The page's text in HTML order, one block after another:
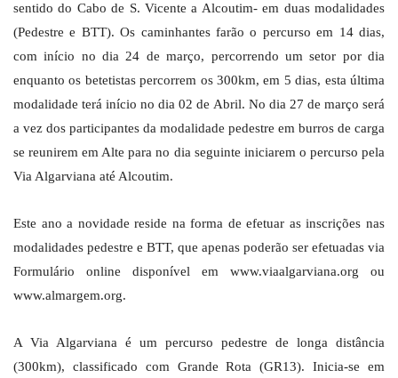
sentido do Cabo de S. Vicente a Alcoutim- em duas modalidades
(Pedestre e BTT). Os caminhantes farão o percurso em 14 dias,
com início no dia 24 de março, percorrendo um setor por dia
enquanto os betetistas percorrem os 300km, em 5 dias, esta última
modalidade terá início no dia 02 de Abril. No dia 27 de março será
a vez dos participantes da modalidade pedestre em burros de carga
se reunirem em Alte para no dia seguinte iniciarem o percurso pela
Via Algarviana até Alcoutim.
Este ano a novidade reside na forma de efetuar as inscrições nas
modalidades pedestre e BTT, que apenas poderão ser efetuadas via
Formulário online disponível em www.viaalgarviana.org ou
www.almargem.org.
A Via Algarviana é um percurso pedestre de longa distância
(300km), classificado com Grande Rota (GR13). Inicia-se em